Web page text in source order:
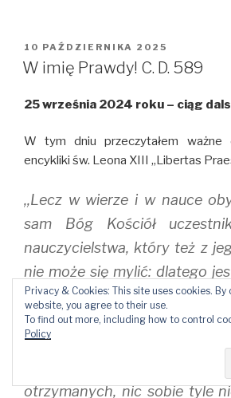
i
t
t
e
O
n
s
i
n
w
w
o
)
c
e
b
o
(
e
n
s
i
e
w
w
n
d
w
)
m
b
l
r
p
s
i
n
n
w
n
d
o
w
OPUBLIKOWANE
W
10 PAŹDZIERNIKA 2025
W imię Prawdy! C. D. 589
25 września 2024 roku – ciąg
W tym dniu przeczytałem
encykliki św. Leona XIII ,,Libertas
,,Lecz w wierze i w nauce
sam Bóg Kościół
nauczycielstwa, który też z
nie może się mylić: dlatego
najbezpieczniejszym
śmiertelników i posiada
do wolności nauczania.
Kościół, opierając się na
otrzymanych, nic sobie tyle
Privacy & Cookies: This site uses cookies.
website, you agree to their use.
To find out more, including how to control
Policy